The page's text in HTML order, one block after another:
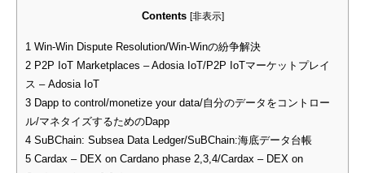
Contents [非表示]
1 Win-Win Dispute Resolution/Win-Winの紛争解決
2 P2P IoT Marketplaces – Adosia IoT/P2P IoTマーケットプレイ
ス – Adosia IoT
3 Dapp to control/monetize your data/自分のデータをコントロー
ル/マネタイズするためのDapp
4 SuBChain: Subsea Data Ledger/SuBChain:海底データ台帳
5 Cardax – DEX on Cardano phase 2,3,4/Cardax – DEX on